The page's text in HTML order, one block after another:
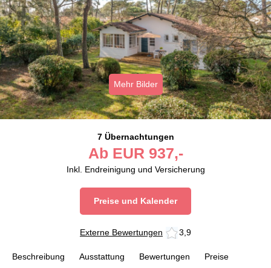
Mehr Bilder
7 Übernachtungen
Ab EUR 937,-
Inkl. Endreinigung und Versicherung
Preise und Kalender
Externe Bewertungen 3,9
Beschreibung Ausstattung Bewertungen
Preise